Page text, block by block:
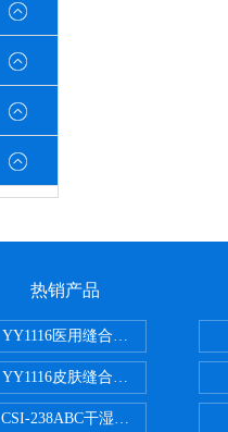
热销产品
YY1116医用缝合线线径试验仪
YY1116皮肤缝合线线径测量仪
CSI-238ABC干湿电动摩擦色牢度